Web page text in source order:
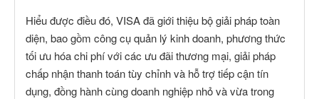
Hiểu được điều đó, VISA đã giới thiệu bộ giải pháp toàn
diện, bao gồm công cụ quản lý kinh doanh, phương thức
tối ưu hóa chi phí với các ưu đãi thương mại, giải pháp
chấp nhận thanh toán tùy chỉnh và hỗ trợ tiếp cận tín
dụng, đồng hành cùng doanh nghiệp nhỏ và vừa trong